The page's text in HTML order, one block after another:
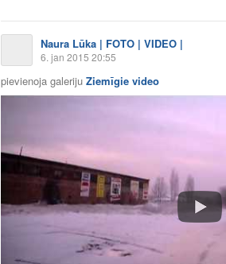
Naura Lūka | FOTO | VIDEO |
6. jan 2015 20:55
pievienoja galeriju Ziemīgie video